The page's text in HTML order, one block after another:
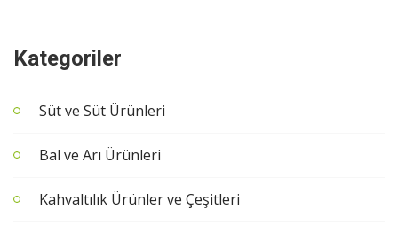
Kategoriler
Süt ve Süt Ürünleri
Bal ve Arı Ürünleri
Kahvaltılık Ürünler ve Çeşitleri